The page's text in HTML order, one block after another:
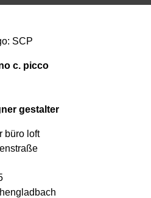
c. picco
gestalter
büro loft